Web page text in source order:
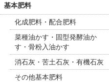
基本肥料
化成肥料・配合肥料
菜種油かす・固型発酵油か
す・骨粉入油かす
消石灰・苦土石灰・有機石灰
その他基本肥料